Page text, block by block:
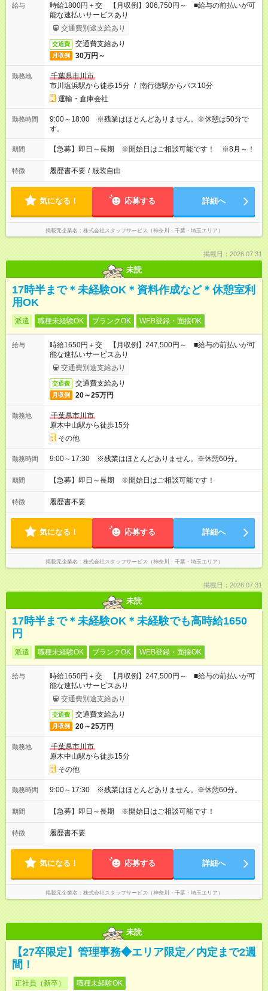
給与
時給1800円＋交 【月収例】306,750円～ ■給与の前払いが可
能な速払いサービスあり
交通費別途支給あり
交通費 交通費支給あり
月収例 30万円～
勤務地
千葉県市川市
市川塩浜駅から徒歩15分 / 南行徳駅からバス10分
運輸・倉庫会社
勤務時間
9:00～18:00 ※残業はほとんどありません。※休憩は50分で
す。
期間 【急募】即日～長期 ※開始日はご相談可能です！ ※8月～！
特徴 履歴書不要 / 服装自由
気になる！ 応募する 詳細へ
掲載元企業名 株式会社スタッフサービス（神奈川・千葉・埼玉エリア）
掲載日：2026.07.31
未読
17時半まで＊未経験OK＊資料作成など＊休憩室利
用OK
派遣 職種未経験OK ブランクOK WEB登録・面接OK
給与
時給1650円＋交 【月収例】247,500円～ ■給与の前払いが可
能な速払いサービスあり
交通費別途支給あり
交通費 交通費支給あり
月収例 20～25万円
勤務地
千葉県市川市
原木中山駅から徒歩15分
その他
勤務時間 9:00～17:30 ※残業はほとんどありません。※休憩60分。
期間 【急募】即日～長期 ※開始日はご相談可能です！
特徴 履歴書不要
気になる！ 応募する 詳細へ
掲載元企業名 株式会社スタッフサービス（神奈川・千葉・埼玉エリア）
掲載日：2026.07.31
未読
17時半まで＊未経験OK＊未経験でも高時給1650
円
派遣 職種未経験OK ブランクOK WEB登録・面接OK
給与
時給1650円＋交 【月収例】247,500円～ ■給与の前払いが可
能な速払いサービスあり
交通費別途支給あり
交通費 交通費支給あり
月収例 20～25万円
勤務地
千葉県市川市
原木中山駅から徒歩15分
その他
勤務時間 9:00～17:30 ※残業はほとんどありません。※休憩60分。
期間 【急募】即日～長期 ※開始日はご相談可能です！
特徴 履歴書不要
気になる！ 応募する 詳細へ
掲載元企業名 株式会社スタッフサービス（神奈川・千葉・埼玉エリア）
未読
【27卒限定】管理事務◆エリア限定／内定まで2週
間！
正社員（新卒） 職種未経験OK